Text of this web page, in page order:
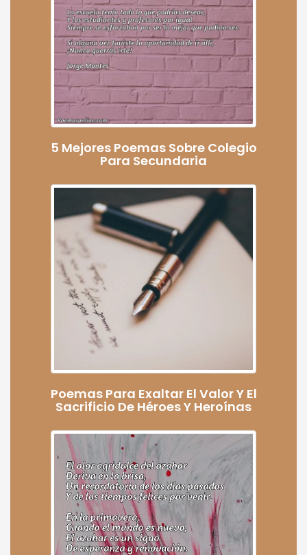
5 Mejores Poemas Sobre Colegio
Para Secundaria
Poemas Para Exaltar El Valor Y El
Sacrificio De Héroes Y Heroínas